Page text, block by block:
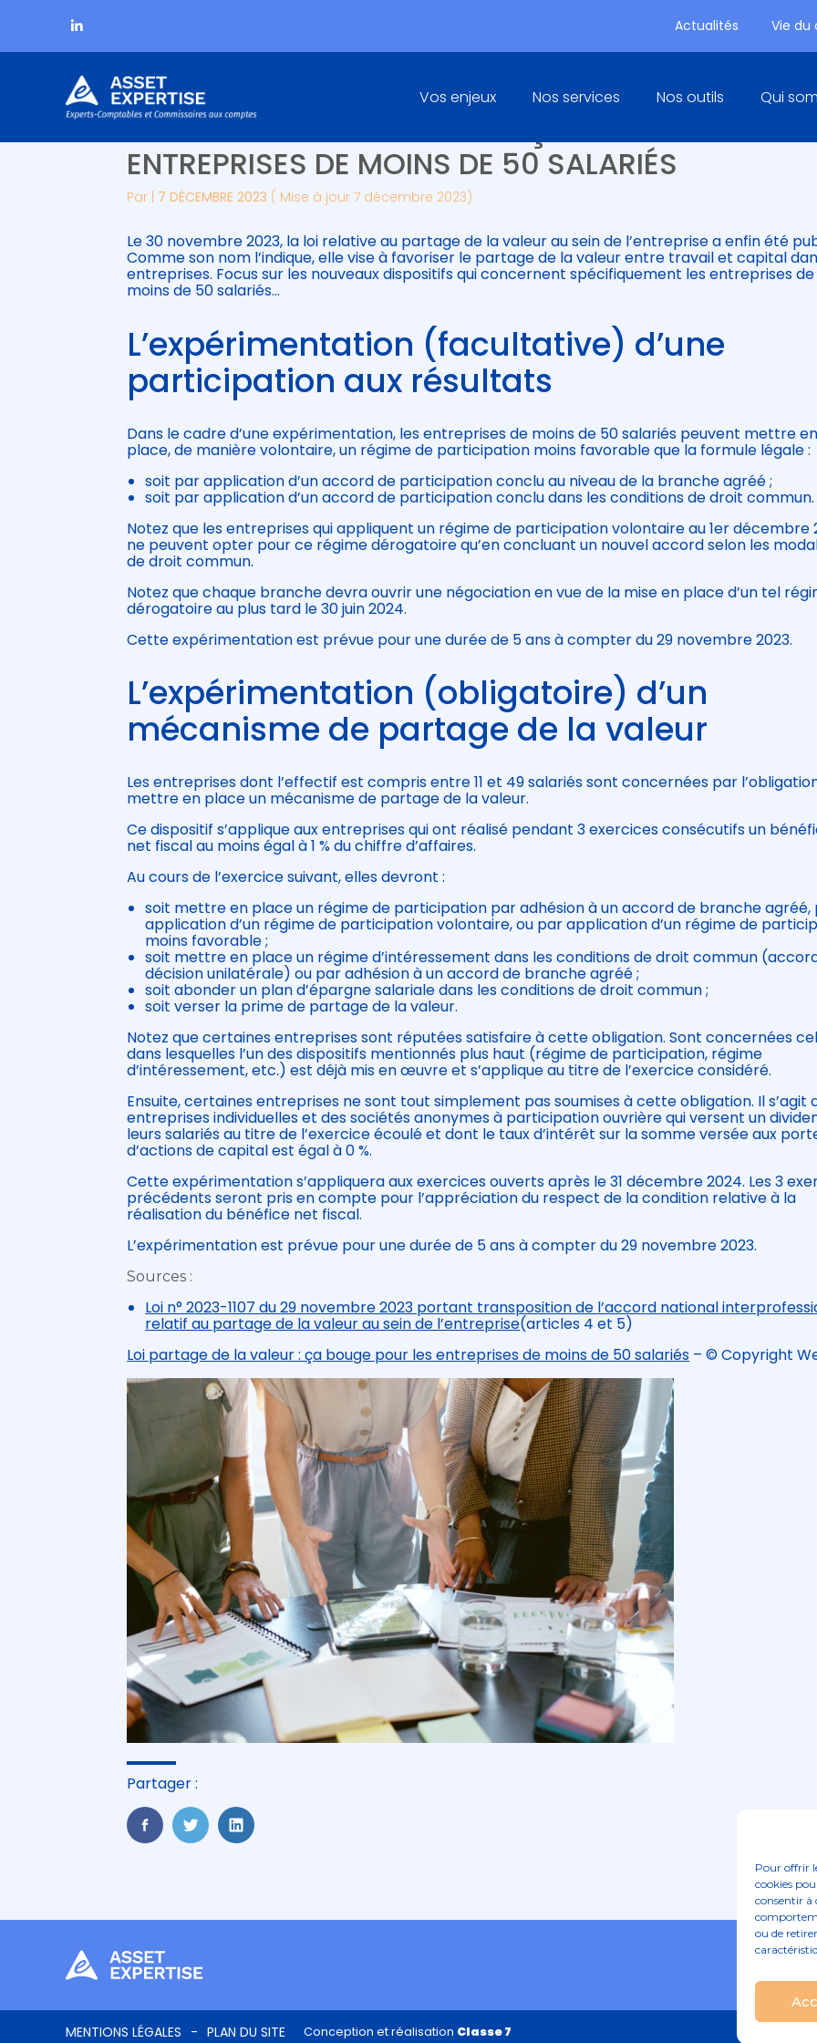
Pour offrir
cookies
consentir à
ou de
Actualités Vie du
Aller
au
Principal
Vos enjeux Nos services Nos outils Qui
LOI PARTAGE DE LA VALEUR : ÇA BOUGE POUR LES
ENTREPRISES DE MOINS DE 50 SALARIÉS
Par 7 DÉCEMBRE 2023 ( Mise à jour 7 décembre 2023)
Le 30 novembre 2023, la loi relative au partage de la valeur au sein de l’entreprise a enfin été
Comme son nom l’indique, elle vise à favoriser le partage de la valeur entre travail et capital
entreprises. Focus sur les nouveaux dispositifs qui concernent spécifiquement les entreprises de
moins de 50 salariés…
L’expérimentation (facultative) d’une
participation aux résultats
Dans le cadre d’une expérimentation, les entreprises de moins de 50 salariés peuvent mettre en
place, de manière volontaire, un régime de participation moins favorable que la formule légale :
soit par application d’un accord de participation conclu au niveau de la branche agréé ;
soit par application d’un accord de participation conclu dans les conditions de droit commun.
Notez que les entreprises qui appliquent un régime de participation volontaire au 1er décembre
ne peuvent opter pour ce régime dérogatoire qu’en concluant un nouvel accord selon les
de droit commun.
Notez que chaque branche devra ouvrir une négociation en vue de la mise en place d’un tel
dérogatoire au plus tard le 30 juin 2024.
Cette expérimentation est prévue pour une durée de 5 ans à compter du 29 novembre 2023.
L’expérimentation (obligatoire) d’un
mécanisme de partage de la valeur
Les entreprises dont l’effectif est compris entre 11 et 49 salariés sont concernées par
mettre en place un mécanisme de partage de la valeur.
Ce dispositif s’applique aux entreprises qui ont réalisé pendant 3 exercices consécutifs un
net fiscal au moins égal à 1 % du chiffre d’affaires.
Au cours de l’exercice suivant, elles devront :
soit mettre en place un régime de participation par adhésion à un accord de branche agréé,
application d’un régime de participation volontaire, ou par application d’un régime de
moins favorable ;
soit mettre en place un régime d’intéressement dans les conditions de droit commun
décision unilatérale) ou par adhésion à un accord de branche agréé ;
soit abonder un plan d’épargne salariale dans les conditions de droit commun ;
soit verser la prime de partage de la valeur.
Notez que certaines entreprises sont réputées satisfaire à cette obligation. Sont concernées
dans lesquelles l’un des dispositifs mentionnés plus haut (régime de participation, régime
d’intéressement, etc.) est déjà mis en œuvre et s’applique au titre de l’exercice considéré.
Ensuite, certaines entreprises ne sont tout simplement pas soumises à cette obligation. Il s’agit
entreprises individuelles et des sociétés anonymes à participation ouvrière qui versent un
leurs salariés au titre de l’exercice écoulé et dont le taux d’intérêt sur la somme versée aux
d’actions de capital est égal à 0 %.
Cette expérimentation s’appliquera aux exercices ouverts après le 31 décembre 2024. Les 3
précédents seront pris en compte pour l’appréciation du respect de la condition relative à la
réalisation du bénéfice net fiscal.
L’expérimentation est prévue pour une durée de 5 ans à compter du 29 novembre 2023.
Sources :
Loi n° 2023-1107 du 29 novembre 2023 portant transposition de l’accord national
relatif au partage de la valeur au sein de l’entreprise(articles 4 et 5)
Loi partage de la valeur : ça bouge pour les entreprises de moins de 50 salariés – © Copyright
Partager :
FaceBook
TwitterLinkedIn
Footer
MENTIONS LÉGALES PLAN DU SITE Conception et réalisation Classe 7